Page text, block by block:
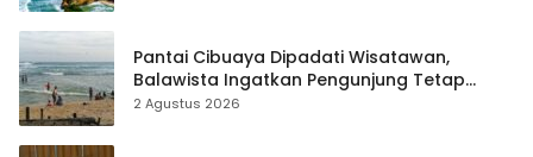
Pantai Cibuaya Dipadati Wisatawan,
Balawista Ingatkan Pengunjung Tetap
Waspada
2 Agustus 2026